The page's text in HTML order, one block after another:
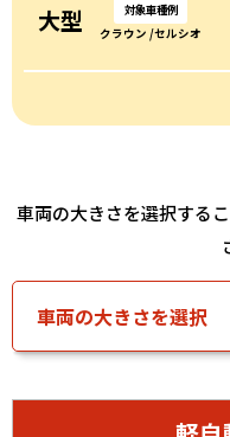
大型
対象車種例
クラウン /セルシオ
車両の大きさを選択する